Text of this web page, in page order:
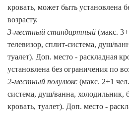
кровать, может быть установлена
возрасту.
3-местный стандартный (макс.
телевизор, сплит-система, душ/
туалет). Доп. место - раскладная
установлена без ограничения по
2-местный полулюкс (макс. 2+1
система, душ/ванна, холодильник,
кровать, туалет). Доп. место -